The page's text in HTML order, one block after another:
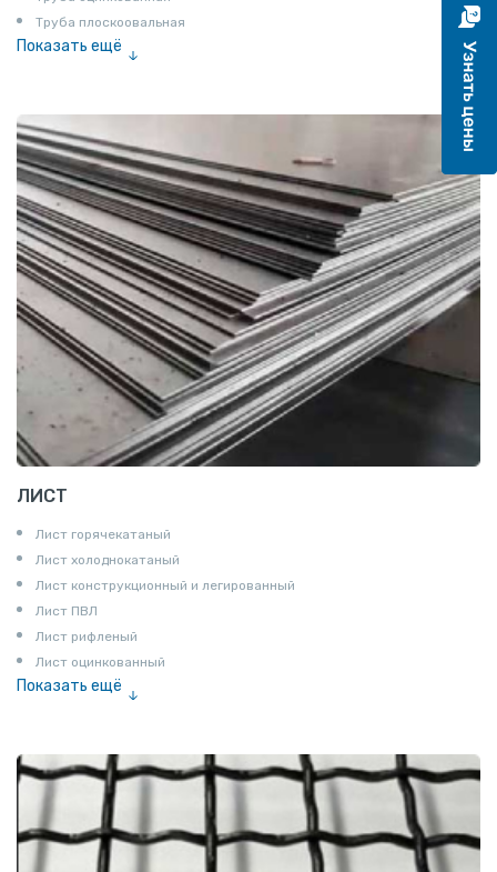
Труба плоскоовальная
Показать ещё
ЛИСТ
Лист горячекатаный
Лист холоднокатаный
Лист конструкционный и легированный
Лист ПВЛ
Лист рифленый
Лист оцинкованный
Показать ещё